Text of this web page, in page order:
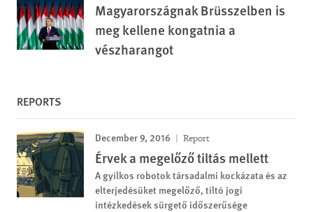
Magyarországnak Brüsszelben is
meg kellene kongatnia a
vészharangot
REPORTS
December 9, 2016 Report
Érvek a megelőző tiltás mellett
A gyilkos robotok társadalmi kockázata és az
elterjedésüket megelőző, tiltó jogi
intézkedések sürgető időszerűsége